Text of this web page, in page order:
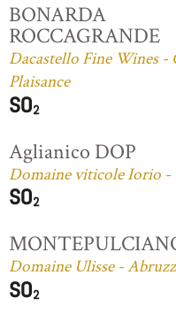
BONARDA
ROCCAGRANDE
Dacastello Fine Wines -
Plaisance
Aglianico DOP
Domaine viticole Iorio -
Domaine Ulisse -